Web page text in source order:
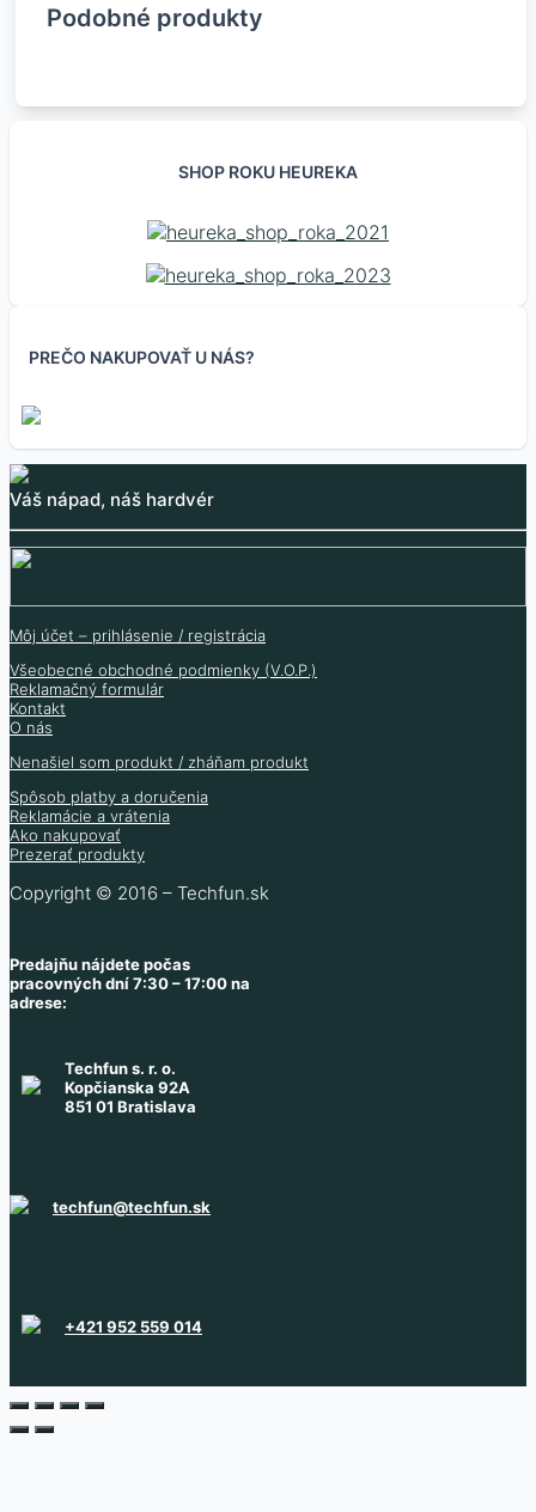
Podobné produkty
PNP výkonový BJT
100V 6A TIP42C
Skladom 186 ks
BJT PNP tranzistor
0.03€
BD140-16 bipolárny
tranzistor PNP 80V
1.5A
Mosfet modul 4 kanály
5.30€
SHOP ROKU HEUREKA
PREČO NAKUPOVAŤ U NÁS?
Váš nápad, náš hardvér
Môj účet – prihlásenie / registrácia
Všeobecné obchodné podmienky (V.O.P.)
Reklamačný formulár
Kontakt
O nás
Nenašiel som produkt / zháňam produkt
Spôsob platby a doručenia
Reklamácie a vrátenia
Ako nakupovať
Prezerať produkty
Copyright © 2016 – Techfun.sk
Predajňu nájdete počas
pracovných dní 7:30 – 17:00 na
adrese:
Techfun s. r. o.
Kopčianska 92A
851 01 Bratislava
techfun@techfun.sk
+421 952 559 014